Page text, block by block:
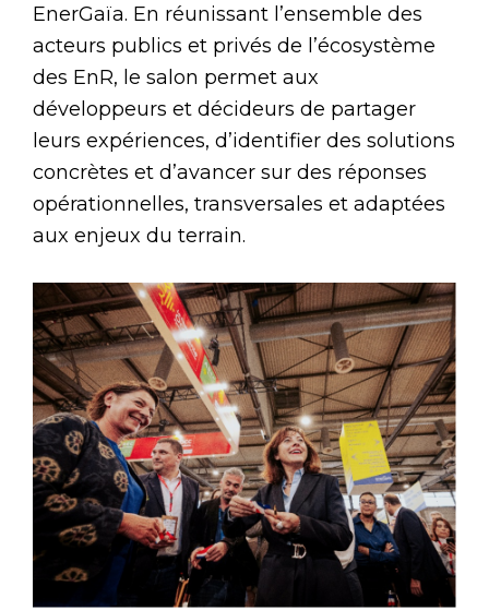
EnerGaïa. En réunissant l’ensemble des
acteurs publics et privés de l’écosystème
des EnR, le salon permet aux
développeurs et décideurs de partager
leurs expériences, d’identifier des solutions
concrètes et d’avancer sur des réponses
opérationnelles, transversales et adaptées
aux enjeux du terrain.